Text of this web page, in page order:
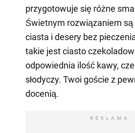
przygotowuje się różne
Świetnym rozwiązaniem są
ciasta i desery bez
takie jest ciasto
odpowiednia ilość kawy,
słodyczy. Twoi goście z
docenią.
REKLAMA